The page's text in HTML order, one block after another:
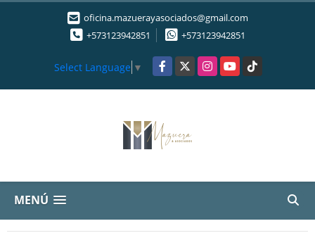
oficina.mazuerayasociados@gmail.com
+573123942851
+573123942851
Select Language ▼ Facebook
X InstagramYouTubeTikTok
MENÚ